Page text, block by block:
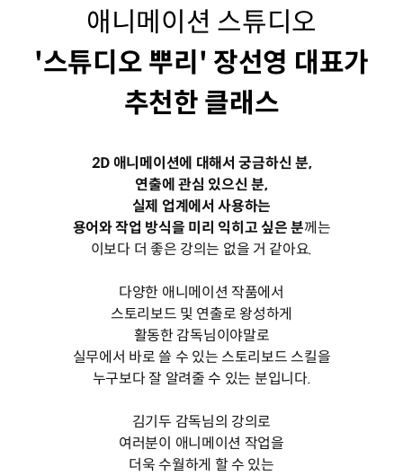
애니메이션 스튜디오
'스튜디오 뿌리' 장선영 대표가
추천한 클래스
2D 애니메이션에 대해서 궁금하신 분,
연출에 관심 있으신 분,
실제 업계에서 사용하는
용어와 작업 방식을 미리 익히고 싶은 분께는
이보다 더 좋은 강의는 없을 거 같아요.
다양한 애니메이션 작품에서
스토리보드 및 연출로 왕성하게
활동한 감독님이야말로
실무에서 바로 쓸 수 있는 스토리보드 스킬을
누구보다 잘 알려줄 수 있는 분입니다.
김기두 감독님의 강의로
여러분이 애니메이션 작업을
더욱 수월하게 할 수 있는